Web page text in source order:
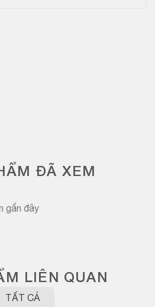
ĐÃ XEM
gần đây
LIÊN QUAN
TẤT CẢ